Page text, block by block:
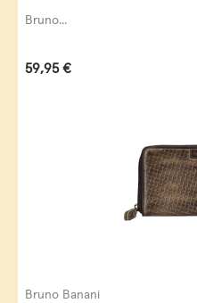
Bruno...
Regulärer Preis:
59,95 €
Bruno Banani